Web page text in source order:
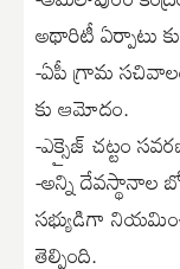
అథారిటీ ఏర్పాటు
-ఏపీ గ్రామ
కు ఆమోదం.
-ఎక్సైజ్ చట్టం
-అన్ని దేవస్థానాల
సభ్యుడిగా
తెల్పింది.